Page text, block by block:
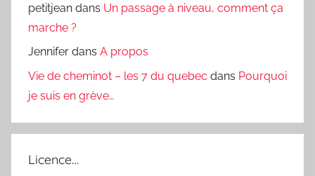
petitjean dans Un passage à niveau, comment ça
marche ?
Jennifer dans A propos
Vie de cheminot – les 7 du quebec dans Pourquoi
je suis en grève…
Licence…